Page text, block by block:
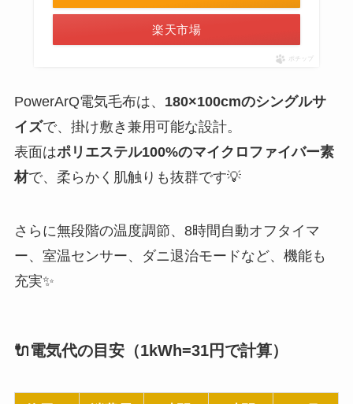
楽天市場
ポチップ
PowerArQ電気毛布は、 180×100cmのシングルサ
イズで、掛け敷き兼用可能な設計。
表面はポリエステル100%のマイクロファイバー素
材で、柔らかく肌触りも抜群です💡
さらに無段階の温度調節、8時間自動オフタイマ
ー、室温センサー、ダニ退治モードなど、機能も
充実✨
🔌電気代の目安（1kWh=31円で計算）